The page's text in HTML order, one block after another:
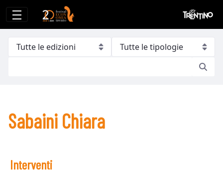
Sabaini Chiara
Sabaini Chiara
Interventi